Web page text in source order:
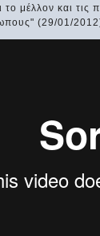
το μέλλον και
(29/01/